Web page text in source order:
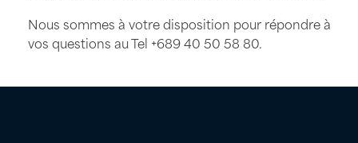
Nous sommes à votre disposition pour répondre à
vos questions au Tel +689 40 50 58 80.